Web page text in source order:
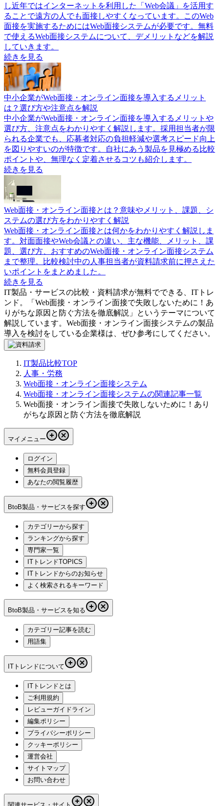
し近年ではインターネットを利用した「Web会議」を活用す
ることで遠方の人でも面接しやすくなっています。このWeb
面接を実施するためにはWeb面接システムが必要です。無料
で使えるWeb面接システムについて、デメリットなどを解説
していきます。
続きを見る
中小企業がWeb面接・オンライン面接を導入するメリット
は？選び方や注意点を解説
中小企業がWeb面接・オンライン面接を導入するメリットや
選び方、注意点をわかりやすく解説します。採用担当者が限
られる企業でも、応募者対応の負担軽減や選考スピード向上
を図りやすいのが特徴です。自社にあう製品を見極める比較
ポイントや、無理なく定着させるコツも紹介します。
続きを見る
Web面接・オンライン面接とは？意味やメリット、課題、シ
ステムの選び方をわかりやすく解説
Web面接・オンライン面接とは何かをわかりやすく解説しま
す。対面面接やWeb会議との違い、主な機能、メリット、課
題、選び方、おすすめのWeb面接・オンライン面接システム
まで整理。比較検討中の人事担当者が資料請求前に押さえた
いポイントをまとめました。
続きを見る
IT製品・サービスの比較・資料請求が無料でできる、ITトレ
ンド。「 Web面接・オンライン面接で失敗しないために！あ
りがちな原因と防ぐ方法を徹底解説 」というテーマについて
解説しています。 Web面接・オンライン面接システムの製品
導入を検討をしている企業様は、ぜひ参考にしてください。
IT製品比較TOP
人事・労務
Web面接・オンライン面接システム
Web面接・オンライン面接システムの関連記事一覧
Web面接・オンライン面接で失敗しないために！あり
がちな原因と防ぐ方法を徹底解説
マイメニュー
ログイン
無料会員登録
あなたの閲覧履歴
BtoB製品・サービスを探す
カテゴリーから探す
ランキングから探す
専門家一覧
ITトレンドTOPICS
ITトレンドからのお知らせ
よく検索されるキーワード
BtoB製品・サービスを知る
カテゴリー記事を読む
用語集
ITトレンドについて
ITトレンドとは
ご利用規約
レビューガイドライン
編集ポリシー
プライバシーポリシー
クッキーポリシー
運営会社
サイトマップ
お問い合わせ